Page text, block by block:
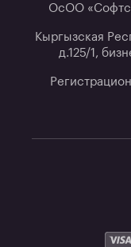
ОсОО
Кыргызская
д.125/1,